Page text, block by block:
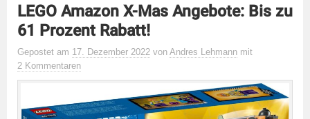
LEGO Amazon X-Mas Angebote: Bis zu
61 Prozent Rabatt!
Gepostet am 17. Dezember 2022 von Andres Lehmann mit
2 Kommentaren